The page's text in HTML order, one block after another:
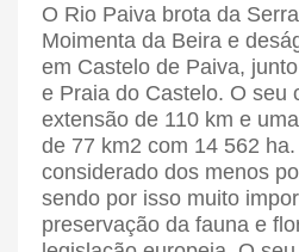
O Rio Paiva brota da
Moimenta da Beira e
em Castelo de Paiva,
e Praia do Castelo. O seu
extensão de 110 km e
de 77 km2 com 14 562
considerado dos menos
sendo por isso muito
preservação da fauna e